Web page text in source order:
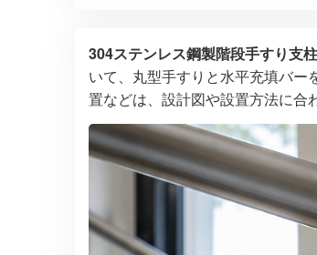
304ステンレス鋼製階段手すり支柱
いて、丸型手すりと水平充填バ
置などは、設計図や設置方法に合